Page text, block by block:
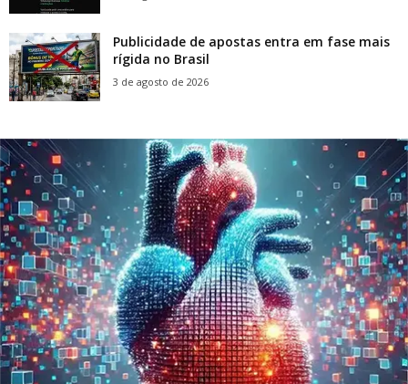
Publicidade de apostas entra em fase mais
rígida no Brasil
3 de agosto de 2026